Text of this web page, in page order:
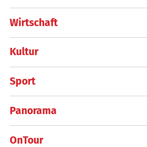
Wirtschaft
Kultur
Sport
Panorama
OnTour